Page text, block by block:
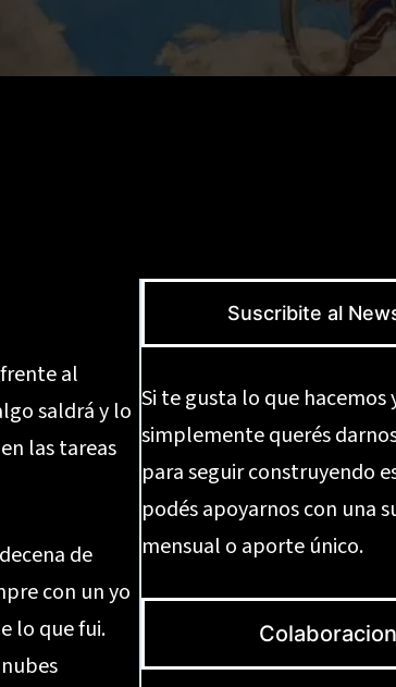
al
saldrá y lo
las tareas
de
con un yo
lo que fui.
Suscribite al
Si te gusta lo que hacemos
simplemente querés
para seguir construyendo
podés apoyarnos con una
mensual o aporte único.